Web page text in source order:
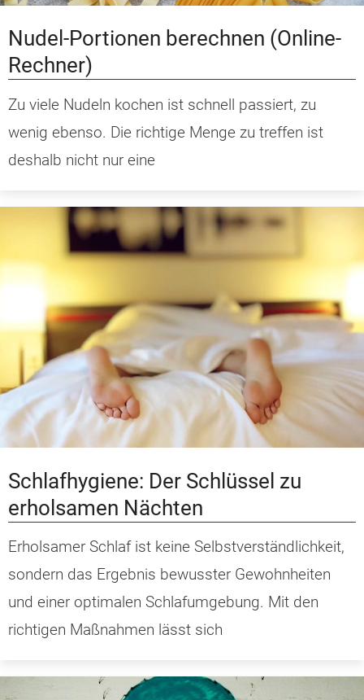
Nudel-Portionen berechnen (Online-
Rechner)
Zu viele Nudeln kochen ist schnell passiert, zu
wenig ebenso. Die richtige Menge zu treffen ist
deshalb nicht nur eine
Schlafhygiene: Der Schlüssel zu
erholsamen Nächten
Erholsamer Schlaf ist keine Selbstverständlichkeit,
sondern das Ergebnis bewusster Gewohnheiten
und einer optimalen Schlafumgebung. Mit den
richtigen Maßnahmen lässt sich